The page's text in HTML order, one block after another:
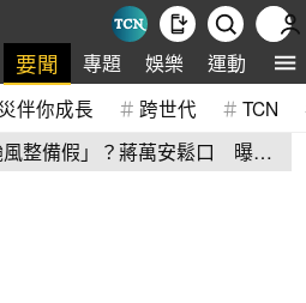
要聞 專題 娛樂 運動 全
伴你成長 跨世代 TCN
整備假」？蔣萬安鬆口 曝這2